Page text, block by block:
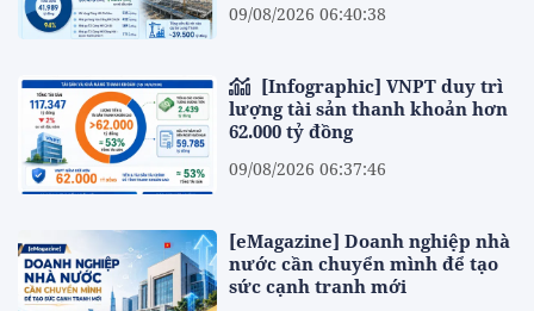
09/08/2026 06:40:38
lượng tài sản thanh khoản hơn
62.000 tỷ đồng
09/08/2026 06:37:46
[eMagazine] Doanh nghiệp nhà
nước cần chuyển mình để tạo
sức cạnh tranh mới